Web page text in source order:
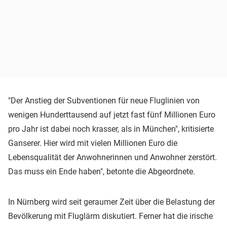
"Der Anstieg der Subventionen für neue Fluglinien von
wenigen Hunderttausend auf jetzt fast fünf Millionen Euro
pro Jahr ist dabei noch krasser, als in München", kritisierte
Ganserer. Hier wird mit vielen Millionen Euro die
Lebensqualität der Anwohnerinnen und Anwohner zerstört.
Das muss ein Ende haben", betonte die Abgeordnete.
In Nürnberg wird seit geraumer Zeit über die Belastung der
Bevölkerung mit Fluglärm diskutiert. Ferner hat die irische